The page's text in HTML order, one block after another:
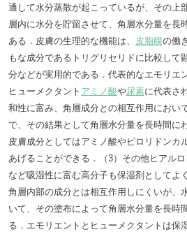
通して水分蒸散が起こっているが、その上
層内に水分を貯留させて、角層水分量を長
ある．皮膚の生理的な機能は、 皮脂膜の働
もな成分であるトリグリセリドに比較して
分などが実用的である．代表的なエモリエ
ヒューメクタント アミノ酸や尿素に代表さ
和性に富み、角層成分との相互作用におい
で、その結果として角層水分量を長時間に
皮膚成分としてはアミノ酸やピロリドンカ
あげることができる．（3）その他ヒアル
など吸湿性に富む高分子も保湿剤としてよ
角層内部の成分とは相互作用しにくいが、
いて、その塗布によって角層水分量を長時
る．エモリエントとヒューメクタントは保